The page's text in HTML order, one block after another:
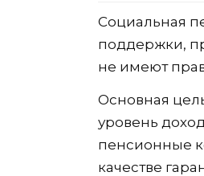
Социальная
поддержки,
не имеют
Основная
уровень
пенсионные
качестве